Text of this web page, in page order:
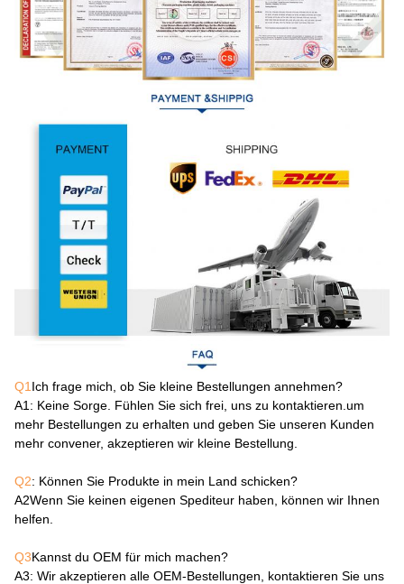
Q1 Ich frage mich, ob Sie kleine Bestellungen annehmen?
A1 : Keine Sorge. Fühlen Sie sich frei, uns zu kontaktieren.um
mehr Bestellungen zu erhalten und geben Sie unseren Kunden
mehr convener, akzeptieren wir kleine Bestellung.
Q2: Können Sie Produkte in mein Land schicken?
A2Wenn Sie keinen eigenen Spediteur haben, können wir Ihnen
helfen.
Q3Kannst du OEM für mich machen?
A3: Wir akzeptieren alle OEM-Bestellungen, kontaktieren Sie uns